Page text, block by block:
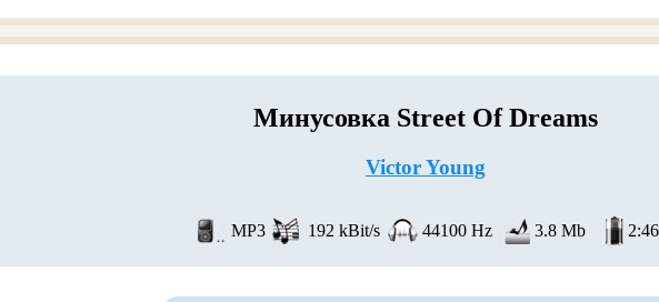
Минусовка Street Of Dreams
Victor Young
MP3 192 kBit/s 44100 Hz 3.8 Mb 2:46